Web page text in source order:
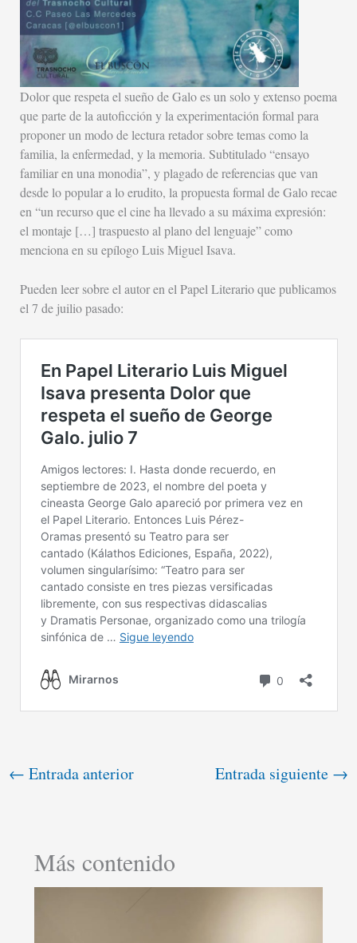
Dolor que respeta el sueño de Galo es un solo y extenso poema
que parte de la autoficción y la experimentación formal para
proponer un modo de lectura retador sobre temas como la
familia, la enfermedad, y la memoria. Subtitulado “ensayo
familiar en una monodia”, y plagado de referencias que van
desde lo popular a lo erudito, la propuesta formal de Galo recae
en “un recurso que el cine ha llevado a su máxima expresión:
el montaje […] traspuesto al plano del lenguaje” como
menciona en su epílogo Luis Miguel Isava.
Pueden leer sobre el autor en el Papel Literario que publicamos
el 7 de juilio pasado:
← Entrada anterior Entrada siguiente →
Más contenido